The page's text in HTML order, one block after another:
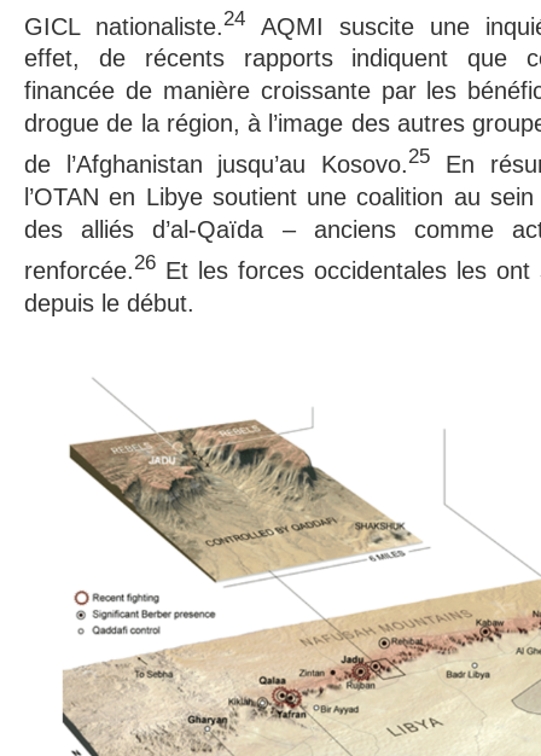
GICL nationaliste.24 AQMI suscite une
effet, de récents rapports indiquent que
financée de manière croissante par les
drogue de la région, à l’image des autres
de l’Afghanistan jusqu’au Kosovo.25 En
l’OTAN en Libye soutient une coalition au
des alliés d’al-Qaïda – anciens comme
renforcée.26 Et les forces occidentales les ont
depuis le début.